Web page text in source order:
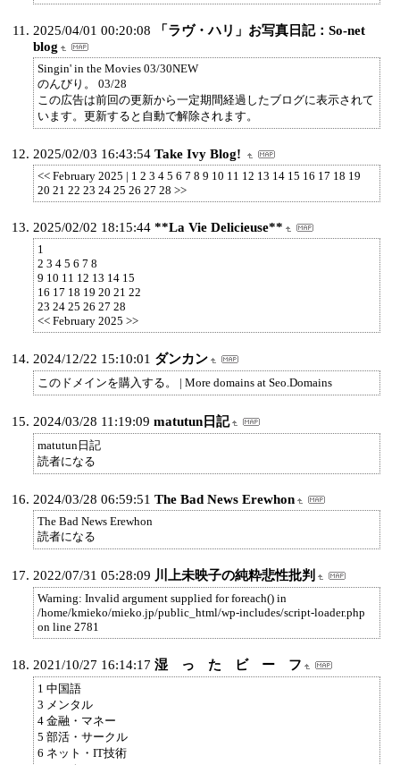
2025/04/01 00:20:08
「ラヴ・ハリ」お写真日記：So-net
blog
Singin' in the Movies 03/30NEW
のんびり。 03/28
この広告は前回の更新から一定期間経過したブログに表示されて
います。更新すると自動で解除されます。
2025/02/03 16:43:54 Take Ivy Blog!
<< February 2025 | 1 2 3 4 5 6 7 8 9 10 11 12 13 14 15 16 17 18 19
20 21 22 23 24 25 26 27 28 >>
2025/02/02 18:15:44 **La Vie Delicieuse**
1
2 3 4 5 6 7 8
9 10 11 12 13 14 15
16 17 18 19 20 21 22
23 24 25 26 27 28
<< February 2025 >>
2024/12/22 15:10:01 ダンカン
このドメインを購入する。 | More domains at Seo.Domains
2024/03/28 11:19:09 matutun日記
matutun日記
読者になる
2024/03/28 06:59:51 The Bad News Erewhon
The Bad News Erewhon
読者になる
2022/07/31 05:28:09 川上未映子の純粋悲性批判
Warning: Invalid argument supplied for foreach() in
/home/kmieko/mieko.jp/public_html/wp-includes/script-loader.php
on line 2781
2021/10/27 16:14:17 湿 っ た ビ ー フ
1 中国語
3 メンタル
4 金融・マネー
5 部活・サークル
6 ネット・IT技術